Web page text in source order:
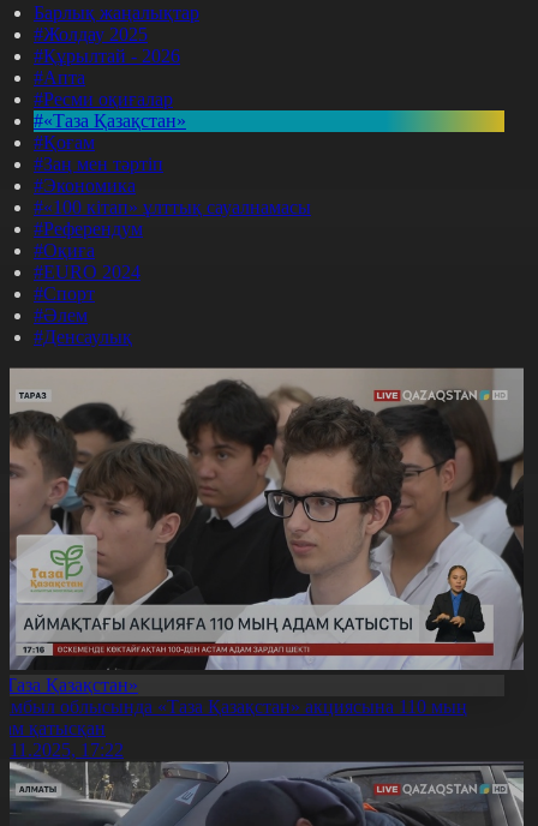
Барлық жаңалықтар
#Жолдау 2025
#Құрылтай - 2026
#Апта
#Ресми оқиғалар
#«Таза Қазақстан»
#Қоғам
#Заң мен тәртіп
#Экономика
#«100 кітап» ұлттық сауалнамасы
#Референдум
#Оқиға
#EURO 2024
#Спорт
#Әлем
#Денсаулық
Қазақстан»
облысында «Таза Қазақстан» акциясына 110 мың
қатысқан
17:22